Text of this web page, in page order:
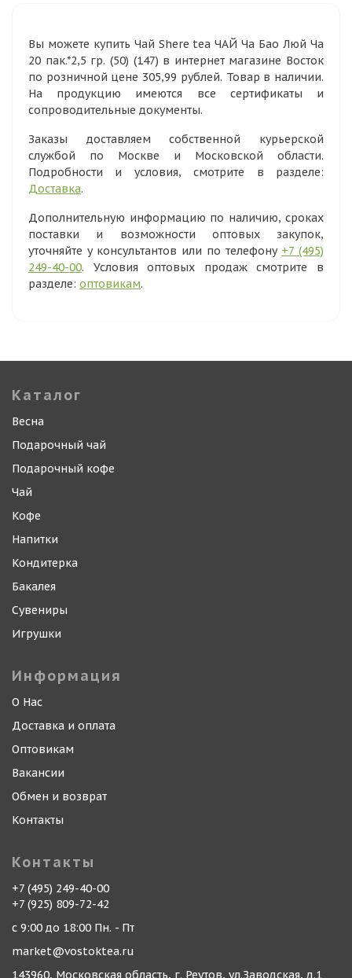
Вы можете купить Чай Shere tea ЧАЙ Ча Бао Люй Ча
20 пак.*2,5 гр. (50) (147) в интернет магазине Восток
по розничной цене 305,99 рублей. Товар в наличии.
На продукцию имеются все сертификаты и
сопроводительные документы.
Заказы доставляем собственной курьерской
службой по Москве и Московской области.
Подробности и условия, смотрите в разделе:
Доставка.
Дополнительную информацию по наличию, сроках
поставки и возможности оптовых закупок,
уточняйте у консультантов или по телефону +7 (495)
249-40-00. Условия оптовых продаж смотрите в
разделе: оптовикам.
Каталог
Весна
Подарочный чай
Подарочный кофе
Чай
Кофе
Напитки
Кондитерка
Бакалея
Сувениры
Игрушки
Информация
О Нас
Доставка и оплата
Оптовикам
Вакансии
Обмен и возврат
Контакты
Контакты
+7 (495) 249-40-00
+7 (925) 809-72-42
с 9:00 до 18:00 Пн. - Пт
market@vostoktea.ru
143960, Московская область, г. Реутов, ул.Заводская, д.1